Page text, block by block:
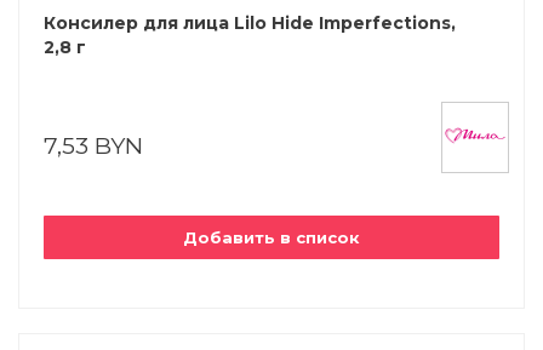
Консилер для лица Lilo Hide Imperfections,
2,8 г
7,53 BYN
Добавить в список